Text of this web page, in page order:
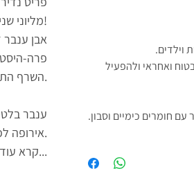
מליוני שנים ואף יותר!
אבן ענבר
פרה-
השרף התקשה והפך לאבן הנדירה הזו שנוצרת בתוכה את הזבוב לעד.
ענבר
אירופה לפני למעלה מ-40 מיליון שנים.
קרא עוד על ענבר בלטי...
וילדים.
ואחראי ולהפעיל
חומרים כימיים וסבון.